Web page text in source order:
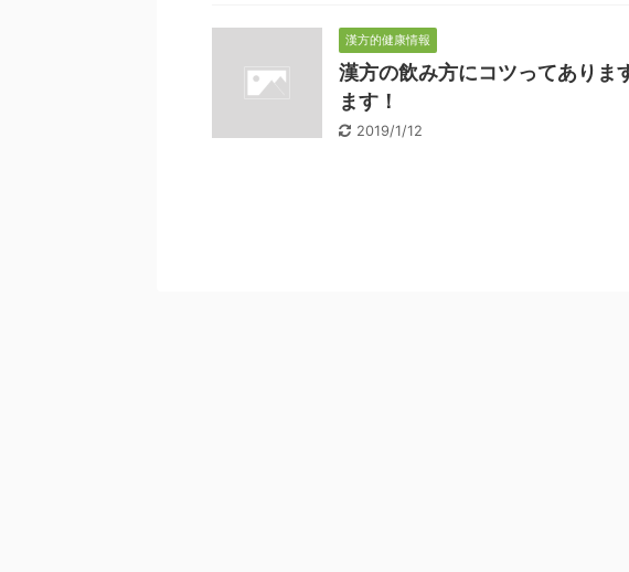
漢方的健康情報
漢方の飲み方にコツってありま
ます！
2019/1/12